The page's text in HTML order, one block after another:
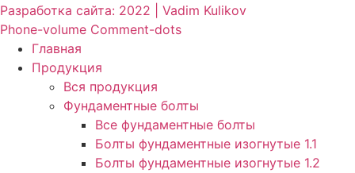
Разработка сайта: 2022 | Vadim Kulikov
Phone-volume Comment-dots
Главная
Продукция
Вся продукция
Фундаментные болты
Все фундаментные болты
Болты фундаментные изогнутые 1.1
Болты фундаментные изогнутые 1.2